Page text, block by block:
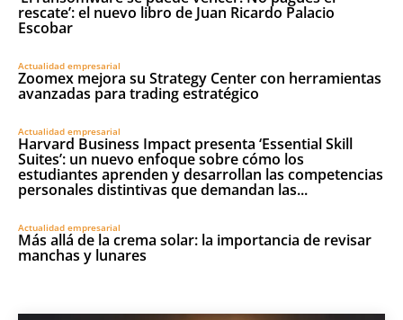
rescate’: el nuevo libro de Juan Ricardo Palacio
Escobar
Actualidad empresarial
Zoomex mejora su Strategy Center con herramientas
avanzadas para trading estratégico
Actualidad empresarial
Harvard Business Impact presenta ‘Essential Skill
Suites’: un nuevo enfoque sobre cómo los
estudiantes aprenden y desarrollan las competencias
personales distintivas que demandan las...
Actualidad empresarial
Más allá de la crema solar: la importancia de revisar
manchas y lunares